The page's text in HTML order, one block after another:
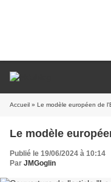
Accueil » Le modèle européen de
Le modèle
Publié le 19/06/2024 à 10:14
Par JMGoglin